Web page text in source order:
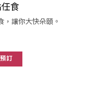
食
讓你大快朵頤。
訂